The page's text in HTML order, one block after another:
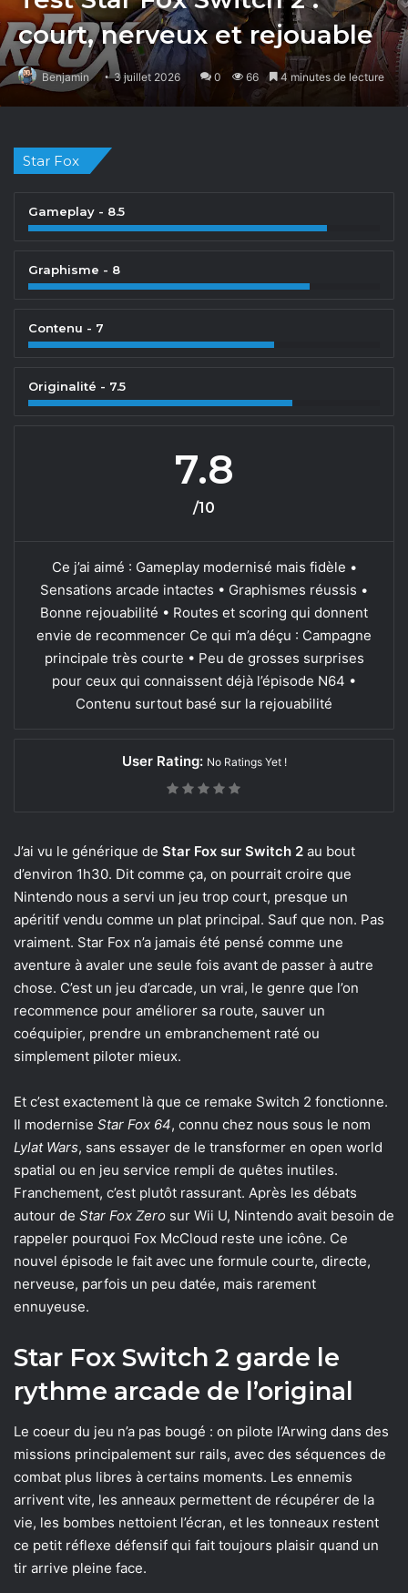
court, nerveux et rejouable
Benjamin 3 juillet 2026 0 66 4 minutes de lecture
Star Fox
Gameplay - 8.5
Graphisme - 8
Contenu - 7
Originalité - 7.5
7.8
/10
Ce j’ai aimé : Gameplay modernisé mais fidèle •
Sensations arcade intactes • Graphismes réussis •
Bonne rejouabilité • Routes et scoring qui donnent
envie de recommencer Ce qui m’a déçu : Campagne
principale très courte • Peu de grosses surprises
pour ceux qui connaissent déjà l’épisode N64 •
Contenu surtout basé sur la rejouabilité
User Rating: No Ratings Yet !
J’ai vu le générique de Star Fox sur Switch 2 au bout
d’environ 1h30. Dit comme ça, on pourrait croire que
Nintendo nous a servi un jeu trop court, presque un
apéritif vendu comme un plat principal. Sauf que non. Pas
vraiment. Star Fox n’a jamais été pensé comme une
aventure à avaler une seule fois avant de passer à autre
chose. C’est un jeu d’arcade, un vrai, le genre que l’on
recommence pour améliorer sa route, sauver un
coéquipier, prendre un embranchement raté ou
simplement piloter mieux.
Et c’est exactement là que ce remake Switch 2 fonctionne.
Il modernise Star Fox 64, connu chez nous sous le nom
Lylat Wars, sans essayer de le transformer en open world
spatial ou en jeu service rempli de quêtes inutiles.
Franchement, c’est plutôt rassurant. Après les débats
autour de Star Fox Zero sur Wii U, Nintendo avait besoin de
rappeler pourquoi Fox McCloud reste une icône. Ce
nouvel épisode le fait avec une formule courte, directe,
nerveuse, parfois un peu datée, mais rarement
ennuyeuse.
Star Fox Switch 2 garde le
rythme arcade de l’original
Le coeur du jeu n’a pas bougé : on pilote l’Arwing dans des
missions principalement sur rails, avec des séquences de
combat plus libres à certains moments. Les ennemis
arrivent vite, les anneaux permettent de récupérer de la
vie, les bombes nettoient l’écran, et les tonneaux restent
ce petit réflexe défensif qui fait toujours plaisir quand un
tir arrive pleine face.